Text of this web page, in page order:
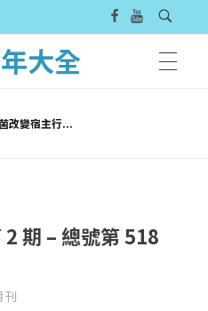
大全
改變宿主行...
期 – 總號第 518
刊